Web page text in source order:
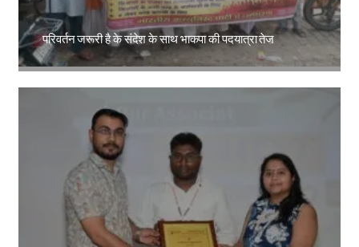
परिवर्तन जरूरी है के संदेश के साथ भाकपा की पदयात्रा तेज
Amit Lekh